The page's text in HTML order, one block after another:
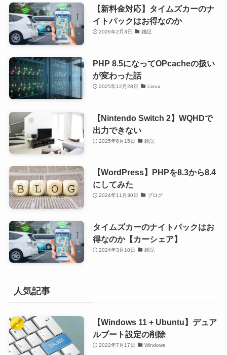
【新料金対応】タイムズカーのナ
イトパックはお得なのか
2026年2月3日 雑記
PHP 8.5になってOPcacheの扱い
が変わった話
2025年12月28日 Linux
【Nintendo Switch 2】WQHDで
出力できない
2025年6月15日 雑記
【WordPress】PHPを8.3から8.4
にしてみた
2024年11月30日 ブログ
タイムズカーのナイトパックはお
得なのか【カーシェア】
2024年3月10日 雑記
人気記事
【Windows 11 + Ubuntu】デュア
ルブート設定の削除
2022年7月17日 Windows